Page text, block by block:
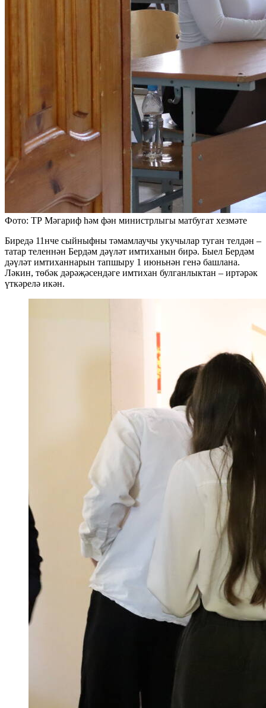
Фото: ТР Мәгариф һәм фән министрлыгы матбугат хезмәте
Биредә 11нче сыйныфны тәмамлаучы укучылар туган телдән –
татар теленнән Бердәм дәүләт имтиханын бирә. Быел Бердәм
дәүләт имтиханнарын тапшыру 1 июньнән генә башлана.
Ләкин, төбәк дәрәҗәсендәге имтихан булганлыктан – иртәрәк
үткәрелә икән.